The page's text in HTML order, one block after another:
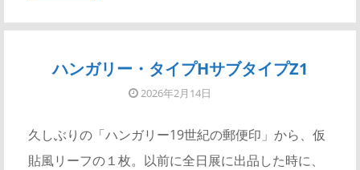
ハンガリー・タイプHサブタイプZ1
2026年2月14日
久しぶりの「ハンガリー19世紀の郵便印」から、仮
貼風リーフの１枚。以前に全日展に出品した時に、